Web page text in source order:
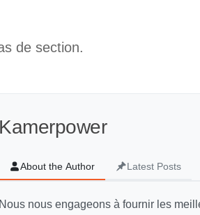
de section.
Kamerpower
About the Author Latest Posts
Nous nous engageons à fournir les